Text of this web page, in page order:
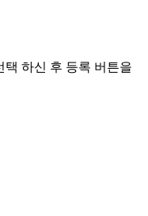
택 하신 후 등록 버튼을